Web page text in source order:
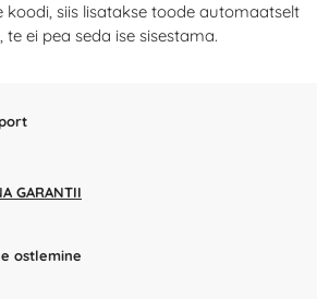
koodi, siis lisatakse toode automaatselt
ei pea seda ise sisestama.
GARANTII
ostlemine